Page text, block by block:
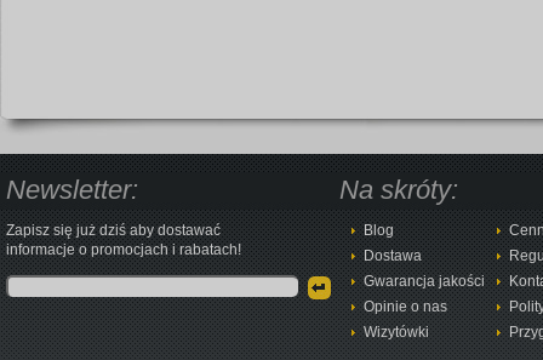
Newsletter:
Zapisz się już dziś aby dostawać
informacje o promocjach i rabatach!
Na skróty:
Blog
Dostawa
Gwarancja jakości
Opinie o nas
Wizytówki